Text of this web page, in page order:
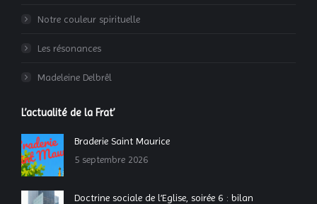
Notre couleur spirituelle
Les résonances
Madeleine Delbrêl
L’actualité de la Frat’
Braderie Saint Maurice
5 septembre 2026
Doctrine sociale de l’Eglise, soirée 6 : bilan